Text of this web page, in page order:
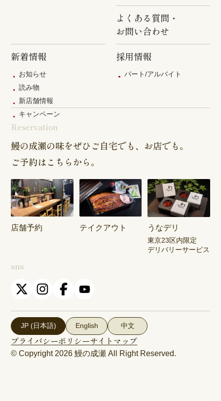
よくある質問・
お問い合わせ
新着情報
お知らせ
読み物
新店舗情報
キャンペーン
採用情報
パート/アルバイト
Reservation
鰻の成瀬の味をぜひご自宅でも、お店でも。
ご予約はこちらから。
店舗予約 テイクアウト うなデリ
東京23区内限定
デリバリーサービス
sns
JP (日本語) English 中文
プライバシーポリシーサイトマップ
© Copyright 2026鰻の成瀬 All Right Reserved.